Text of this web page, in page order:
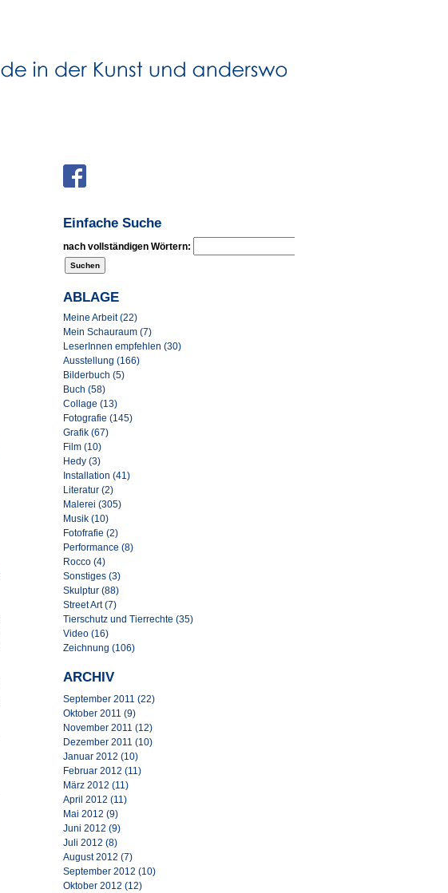
Einfache Suche
nach vollständigen Wörtern:
ABLAGE
Meine Arbeit (22)
Mein Schauraum (7)
LeserInnen empfehlen (30)
Ausstellung (166)
Bilderbuch (5)
Buch (58)
Collage (13)
Fotografie (145)
Grafik (67)
Film (10)
Hedy (3)
Installation (41)
Literatur (2)
Malerei (305)
Musik (10)
Fotofrafie (2)
Performance (8)
Rocco (4)
Sonstiges (3)
Skulptur (88)
Street Art (7)
Tierschutz und Tierrechte (35)
Video (16)
Zeichnung (106)
ARCHIV
September 2011 (22)
Oktober 2011 (9)
November 2011 (12)
Dezember 2011 (10)
Januar 2012 (10)
Februar 2012 (11)
März 2012 (11)
April 2012 (11)
Mai 2012 (9)
Juni 2012 (9)
Juli 2012 (8)
August 2012 (7)
September 2012 (10)
Oktober 2012 (12)